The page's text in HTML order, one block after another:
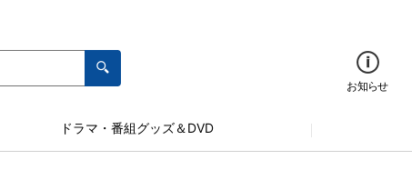
お知らせ
ドラマ・番組グッズ＆DVD